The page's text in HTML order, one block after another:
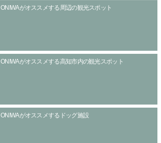
ONIWAがオススメする周辺の観光スポット
ONIWAがオススメする高知市内の観光スポット
ONIWAがオススメするドッグ施設